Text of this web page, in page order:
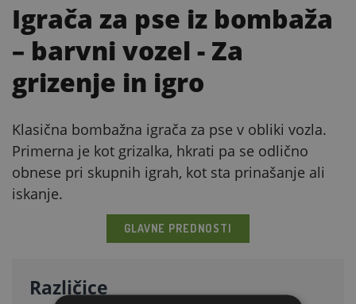
Igrača za pse iz bombaža
– barvni vozel - Za
grizenje in igro
Klasična bombažna igrača za pse v obliki vozla.
Primerna je kot grizalka, hkrati pa se odlično
obnese pri skupnih igrah, kot sta prinašanje ali
iskanje.
GLAVNE PREDNOSTI
Različice